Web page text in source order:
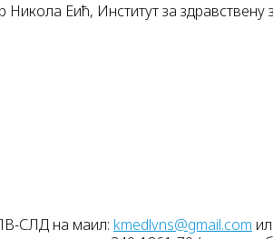
Никола Еић, Институт за
СЛД на маил: kmedlvns@gmail.com